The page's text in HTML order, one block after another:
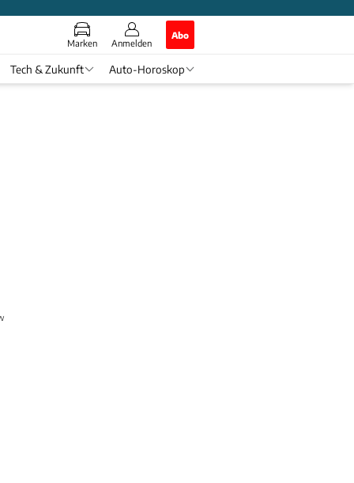
Marken Anmelden
Abo
Tech & Zukunft Auto-Horoskop